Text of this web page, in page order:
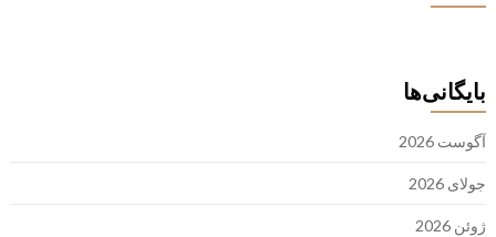
بایگانی‌ها
آگوست 2026
جولای 2026
ژوئن 2026